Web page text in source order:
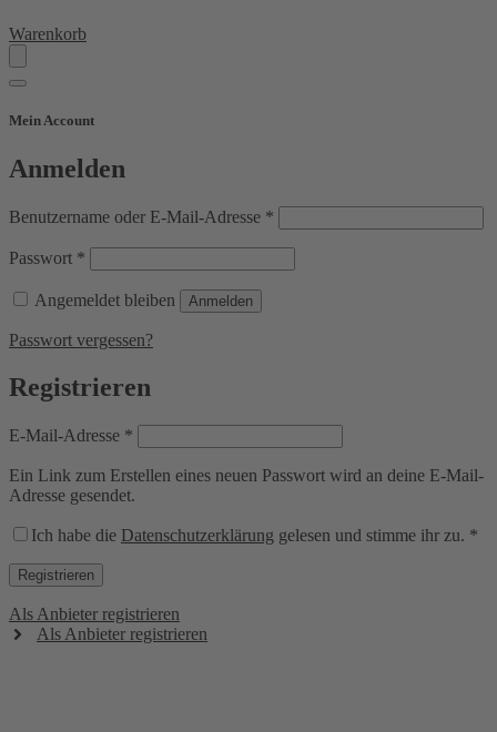
Warenkorb
Mein Account
Anmelden
Benutzername oder E-Mail-Adresse *
Passwort *
Angemeldet bleiben Anmelden
Passwort vergessen?
Registrieren
E-Mail-Adresse *
Ein Link zum Erstellen eines neuen Passwort wird an deine E-Mail-
Adresse gesendet.
Ich habe die Datenschutzerklärung gelesen und stimme ihr zu. *
Registrieren
Als Anbieter registrieren
Als Anbieter registrieren